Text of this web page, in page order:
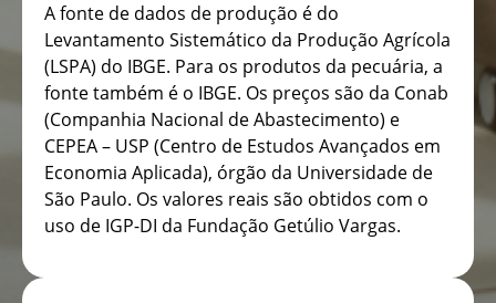
A fonte de dados de produção é do
Levantamento Sistemático da Produção Agrícola
(LSPA) do IBGE. Para os produtos da pecuária, a
fonte também é o IBGE. Os preços são da Conab
(Companhia Nacional de Abastecimento) e
CEPEA – USP (Centro de Estudos Avançados em
Economia Aplicada), órgão da Universidade de
São Paulo. Os valores reais são obtidos com o
uso de IGP-DI da Fundação Getúlio Vargas.